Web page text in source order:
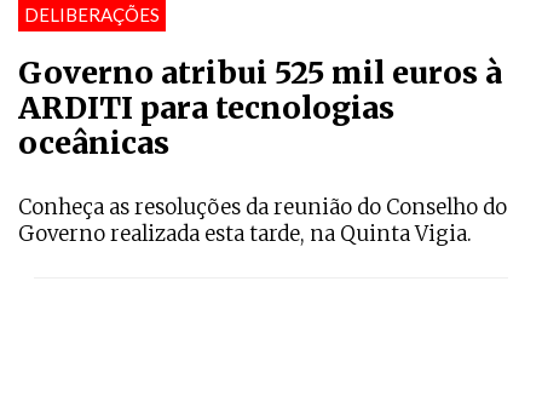
DELIBERAÇÕES
Governo atribui 525 mil euros à
ARDITI para tecnologias
oceânicas
Conheça as resoluções da reunião do Conselho do
Governo realizada esta tarde, na Quinta Vigia.